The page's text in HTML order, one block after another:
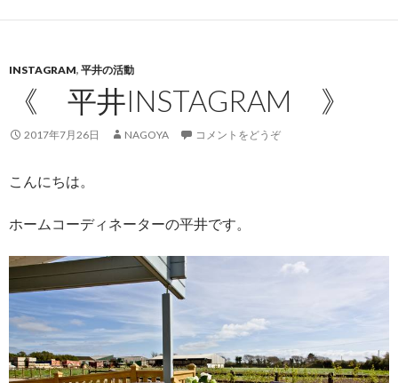
INSTAGRAM, 平井の活動
《 平井INSTAGRAM 》
2017年7月26日 NAGOYA コメントをどうぞ
こんにちは。
ホームコーディネーターの平井です。